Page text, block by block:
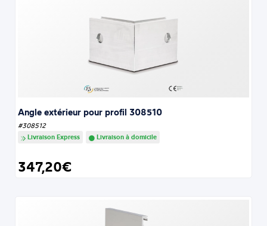
Angle extérieur pour profil 308510
#308512
Livraison Express
Livraison à domicile
347,20€